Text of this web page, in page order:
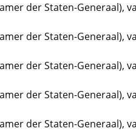
der Staten-Generaal),
der Staten-Generaal),
der Staten-Generaal),
der Staten-Generaal),
der Staten-Generaal),